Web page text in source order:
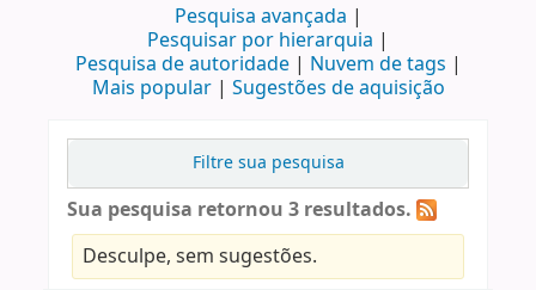
Pesquisa avançada
Pesquisar por hierarquia
Pesquisa de autoridade
Nuvem de tags
Mais popular
Sugestões de aquisição
Filtre sua pesquisa
Sua pesquisa retornou 3 resultados.
Desculpe, sem sugestões.